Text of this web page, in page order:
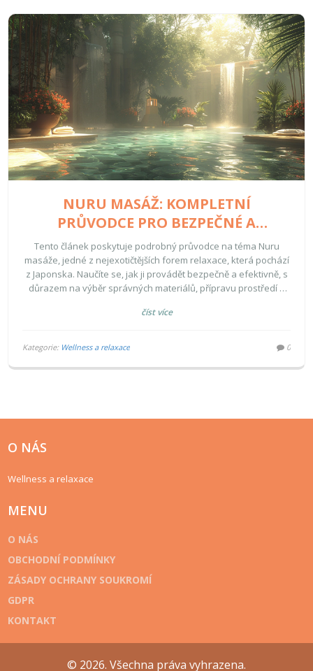
NURU MASÁŽ: KOMPLETNÍ
PRŮVODCE PRO BEZPEČNÉ A
EFEKTIVNÍ PROVEDENÍ
Tento článek poskytuje podrobný průvodce na téma Nuru
masáže, jedné z nejexotičtějších forem relaxace, která pochází
z Japonska. Naučíte se, jak ji provádět bezpečně a efektivně, s
důrazem na výběr správných materiálů, přípravu prostředí a
rizicích spojených s Nuru masáží, což vám umožní naplno si
číst více
Kategorie: Wellness a relaxace 0
O NÁS
Wellness a relaxace
MENU
O NÁS
OBCHODNÍ PODMÍNKY
ZÁSADY OCHRANY SOUKROMÍ
GDPR
KONTAKT
© 2026. Všechna práva vyhrazena.